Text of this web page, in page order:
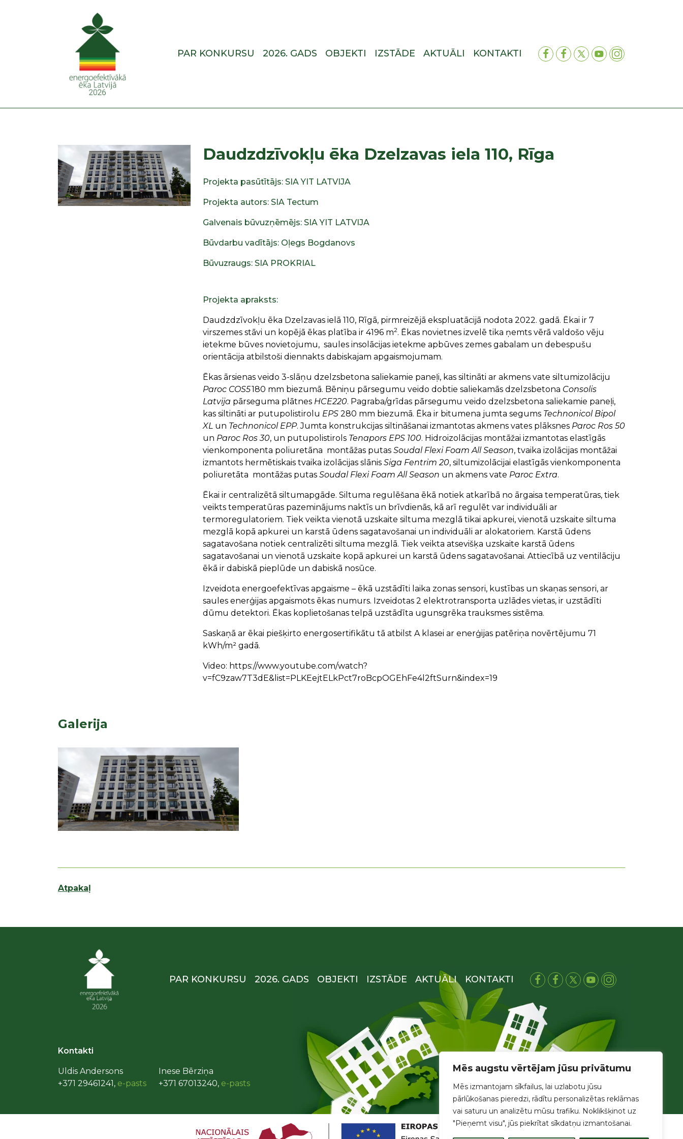
Mēs augstu vērtējam jūsu privātumu
Mēs izmantojam sīkfailus, lai uzlabotu jūsu
pārlūkošanas pieredzi, rādītu personalizētas reklāmas
vai saturu un analizētu mūsu trafiku. Noklikšķinot uz
"Pieņemt visu", jūs piekrītat sīkdatņu izmantošanai.
PAR KONKURSU 2026. GADS OBJEKTI IZSTĀDE AKTUĀLI KONTAKTI
Daudzdzīvokļu ēka Dzelzavas iela 110, Rīga
Projekta pasūtītājs: SIA YIT LATVIJA
Projekta autors: SIA Tectum
Galvenais būvuzņēmējs: SIA YIT LATVIJA
Būvdarbu vadītājs: Oļegs Bogdanovs
Būvuzraugs: SIA PROKRIAL
Projekta apraksts:
Daudzdzīvokļu ēka Dzelzavas ielā 110, Rīgā, pirmreizējā ekspluatācijā nodota 2022. gadā. Ēkai ir 7
virszemes stāvi un kopējā ēkas platība ir 4196 m2. Ēkas novietnes izvelē tika ņemts vērā valdošo vēju
ietekme būves novietojumu, saules insolācijas ietekme apbūves zemes gabalam un debespušu
orientācija atbilstoši diennakts dabiskajam apgaismojumam.
Ēkas ārsienas veido 3-slāņu dzelzsbetona saliekamie paneļi, kas siltināti ar akmens vate siltumizolāciju
Paroc COS5180 mm biezumā. Bēniņu pārsegumu veido dobtie saliekamās dzelzsbetona Consolis
Latvija pārseguma plātnes HCE220. Pagraba/grīdas pārsegumu veido dzelzsbetona saliekamie paneļi,
kas siltināti ar putupolistirolu EPS 280 mm biezumā. Ēka ir bitumena jumta segums Technonicol Bipol
XL un Technonicol EPP. Jumta konstrukcijas siltināšanai izmantotas akmens vates plāksnes Paroc Ros 50
un Paroc Ros 30, un putupolistirols Tenapors EPS 100. Hidroizolācijas montāžai izmantotas elastīgās
vienkomponenta poliuretāna montāžas putas Soudal Flexi Foam All Season, tvaika izolācijas montāžai
izmantots hermētiskais tvaika izolācijas slānis Siga Fentrim 20, siltumizolācijai elastīgās vienkomponenta
poliuretāta montāžas putas Soudal Flexi Foam All Season un akmens vate Paroc Extra.
Ēkai ir centralizētā siltumapgāde. Siltuma regulēšana ēkā notiek atkarībā no ārgaisa temperatūras, tiek
veikts temperatūras pazeminājums naktīs un brīvdienās, kā arī regulēt var individuāli ar
termoregulatoriem. Tiek veikta vienotā uzskaite siltuma mezglā tikai apkurei, vienotā uzskaite siltuma
mezglā kopā apkurei un karstā ūdens sagatavošanai un individuāli ar alokatoriem. Karstā ūdens
sagatavošana notiek centralizēti siltuma mezglā. Tiek veikta atsevišķa uzskaite karstā ūdens
sagatavošanai un vienotā uzskaite kopā apkurei un karstā ūdens sagatavošanai. Attiecībā uz ventilāciju
ēkā ir dabiskā pieplūde un dabiskā nosūce.
Izveidota energoefektīvas apgaisme – ēkā uzstādīti laika zonas sensori, kustības un skaņas sensori, ar
saules enerģijas apgaismots ēkas numurs. Izveidotas 2 elektrotransporta uzlādes vietas, ir uzstādīti
dūmu detektori. Ēkas koplietošanas telpā uzstādīta ugunsgrēka trauksmes sistēma.
Saskaņā ar ēkai piešķirto energosertifikātu tā atbilst A klasei ar enerģijas patēriņa novērtējumu 71
kWh/m² gadā.
Video: https://www.youtube.com/watch?
v=fC9zaw7T3dE&list=PLKEejtELkPct7roBcpOGEhFe4l2ftSurn&index=19
Galerija
Atpakaļ
PAR KONKURSU 2026. GADS OBJEKTI IZSTĀDE AKTUĀLI KONTAKTI
Kontakti
Uldis Andersons
+371 29461241, e-pasts
Inese Bērziņa
+371 67013240, e-pasts